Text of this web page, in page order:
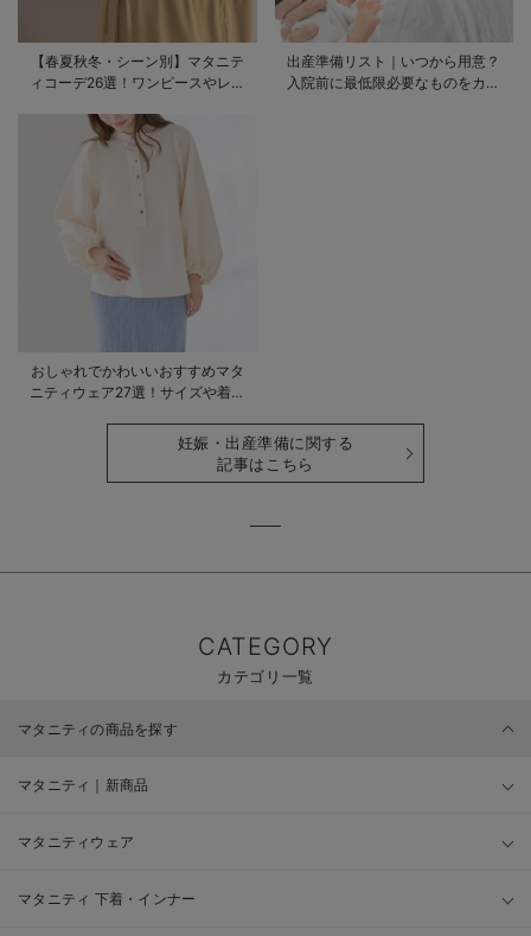
【春夏秋冬・シーン別】マタニテ
ィコーデ26選！ワンピースやレギ
出産準備リスト｜いつから用意？
入院前に最低限必要なものをカテ
おしゃれでかわいいおすすめマタ
ニティウェア27選！サイズや着る
妊娠・出産準備に関する
記事はこちら
CATEGORY
カテゴリ一覧
マタニティの商品を探す
マタニティ｜新商品
マタニティウェア
マタニティ 下着・インナー